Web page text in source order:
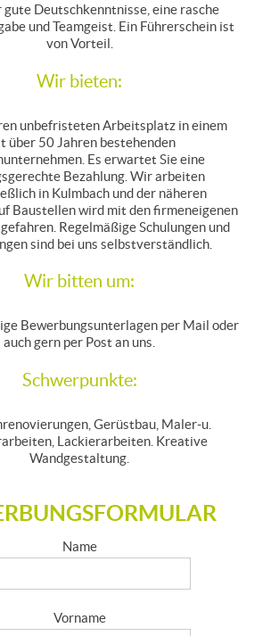
gute Deutschkenntnisse, eine rasche
und Teamgeist. Ein Führerschein ist
von Vorteil.
Wir bieten:
unbefristeten Arbeitsplatz in einem
über 50 Jahren bestehenden
Es erwartet Sie eine
Bezahlung. Wir arbeiten
in Kulmbach und der näheren
Baustellen wird mit den firmeneigenen
Regelmäßige Schulungen und
sind bei uns selbstverständlich.
Wir bitten um:
Bewerbungsunterlagen per Mail oder
auch gern per Post an uns.
Schwerpunkte:
Gerüstbau, Maler-u.
Lackierarbeiten. Kreative
Wandgestaltung.
Name
Vorname